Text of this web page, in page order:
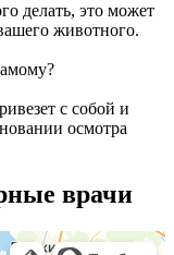
делать, это может
животного.
с собой и
осмотра
врачи